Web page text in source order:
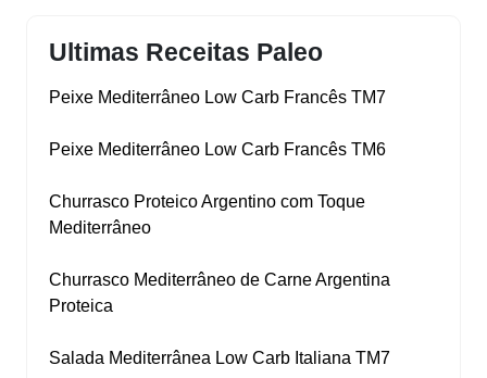
Ultimas Receitas Paleo
Peixe Mediterrâneo Low Carb Francês TM7
Peixe Mediterrâneo Low Carb Francês TM6
Churrasco Proteico Argentino com Toque
Mediterrâneo
Churrasco Mediterrâneo de Carne Argentina
Proteica
Salada Mediterrânea Low Carb Italiana TM7